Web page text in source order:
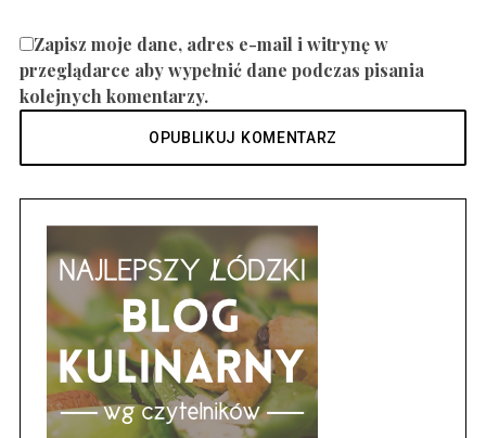
Zapisz moje dane, adres e-mail i witrynę w
przeglądarce aby wypełnić dane podczas pisania
kolejnych komentarzy.